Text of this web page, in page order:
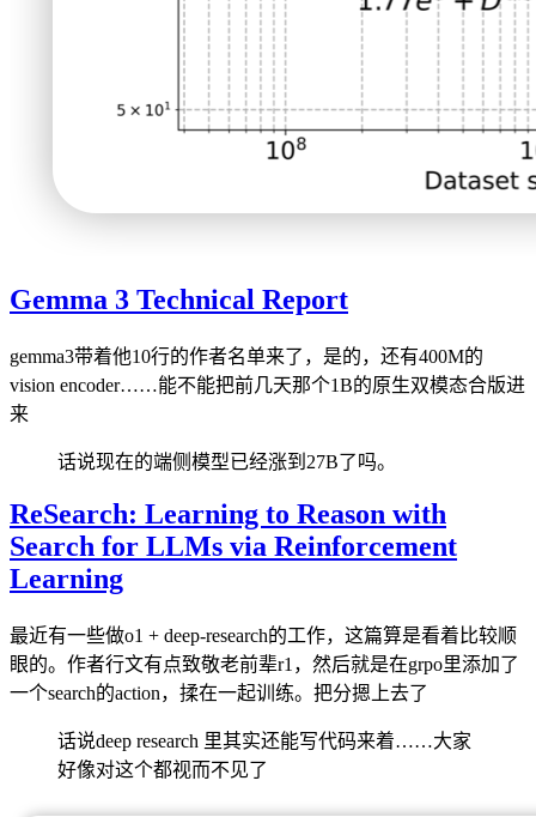
Gemma 3 Technical Report
gemma3带着他10行的作者名单来了，是的，还有400M的
vision encoder……能不能把前几天那个1B的原生双模态合版进
来
话说现在的端侧模型已经涨到27B了吗。
ReSearch: Learning to Reason with
Search for LLMs via Reinforcement
Learning
最近有一些做o1 + deep-research的工作，这篇算是看着比较顺
眼的。作者行文有点致敬老前辈r1，然后就是在grpo里添加了
一个search的action，揉在一起训练。把分摁上去了
话说deep research 里其实还能写代码来着……大家
好像对这个都视而不见了